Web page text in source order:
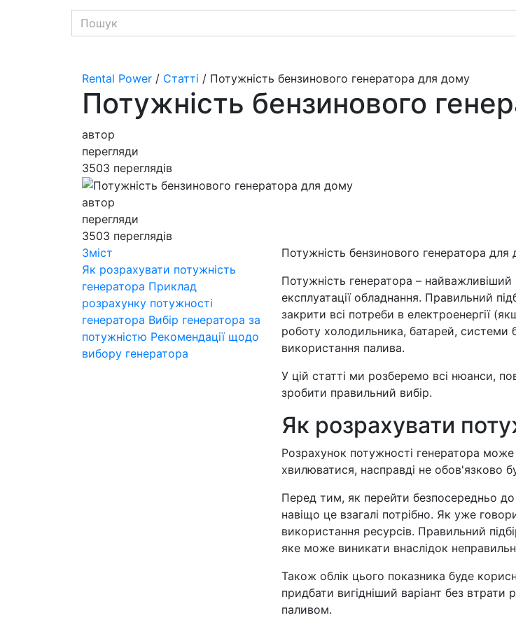
Rental Power / Статті / Потужність бензинового генератора для дому
Потужність бензинового
автор
перегляди
3503 переглядів
автор
перегляди
3503 переглядів
Зміст
Як розрахувати потужність
генератора Приклад
розрахунку потужності
генератора Вибір генератора за
потужністю Рекомендації щодо
вибору генератора
Потужність бензинового генератора для
Потужність генератора –
експлуатації обладнання. Правильний
закрити всі потреби в електроенергії
роботу холодильника, батарей,
використання палива.
У цій статті ми розберемо всі нюанси,
зробити правильний вибір.
Як розрахувати
Розрахунок потужності генератора
хвилюватися, насправді не обов'язково
Перед тим, як перейти безпосередньо
навіщо це взагалі потрібно. Як уже
використання ресурсів. Правильний
яке може виникати внаслідок
Також облік цього показника буде
придбати вигідніший варіант без
паливом.